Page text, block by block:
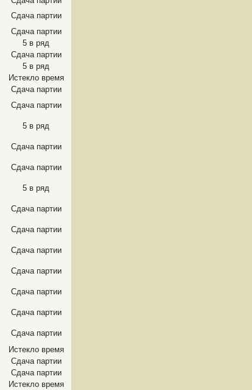
Сдача партии
Сдача партии
5 в ряд
Сдача партии
5 в ряд
Истекло время
Сдача партии
Сдача партии
5 в ряд
Сдача партии
Сдача партии
5 в ряд
Сдача партии
Сдача партии
Сдача партии
Сдача партии
Сдача партии
Сдача партии
Сдача партии
Истекло время
Сдача партии
Сдача партии
Истекло время